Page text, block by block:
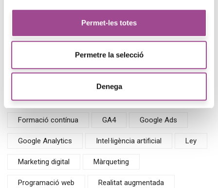
Permet-les totes
Permetre la selecció
Denega
CSS Desarrollo Desenvolupament
Drupal E-Show
Evento Finanzas Flexbox
Formació contínua GA4 Google Ads
Google Analytics Intel·ligència artificial Ley
Marketing digital Màrqueting
Programació web Realitat augmentada